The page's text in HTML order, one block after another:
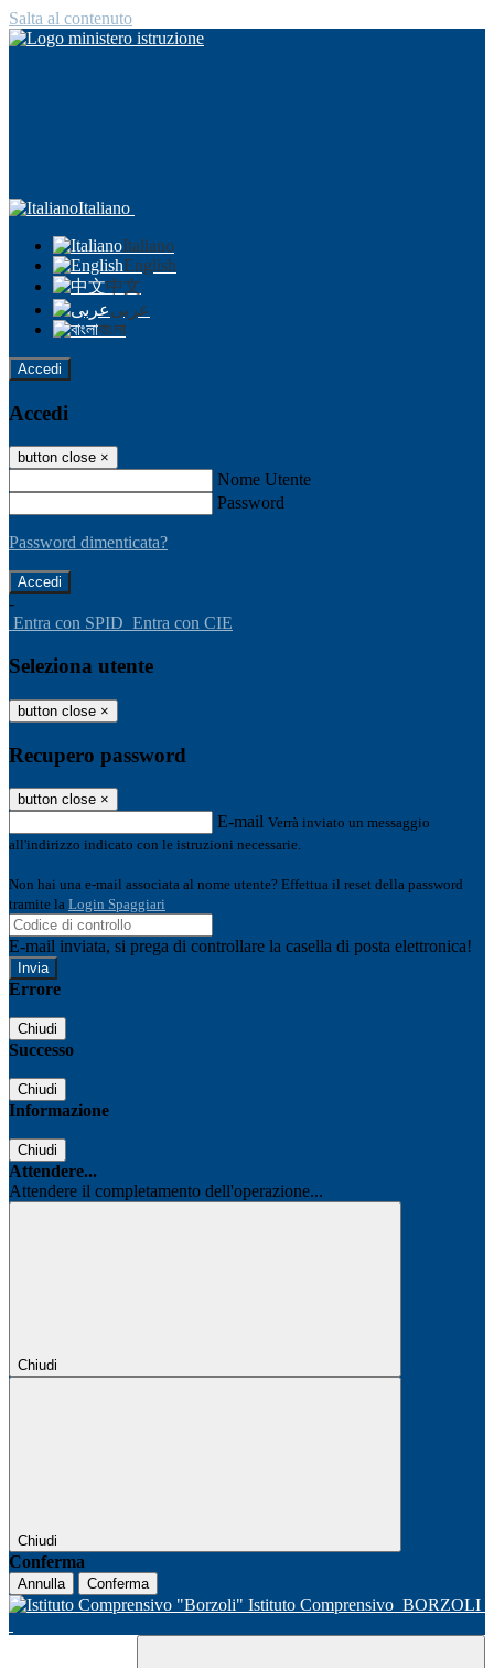
Salta al contenuto
Italiano
Italiano
English
中文
عربى
বাংলা
Accedi
Accedi
button close ×
Nome Utente
Password
Password dimenticata?
-
Entra con SPID Entra con CIE
Seleziona utente
button close ×
Recupero password
button close ×
E-mail Verrà inviato un messaggio
all'indirizzo indicato con le istruzioni necessarie.
Non hai una e-mail associata al nome utente? Effettua il reset della password
tramite la Login Spaggiari
E-mail inviata, si prega di controllare la casella di posta elettronica!
Errore
Chiudi
Successo
Chiudi
Informazione
Chiudi
Attendere...
Attendere il completamento dell'operazione...
Chiudi
Chiudi
Conferma
Annulla Conferma
Istituto Comprensivo BORZOLI